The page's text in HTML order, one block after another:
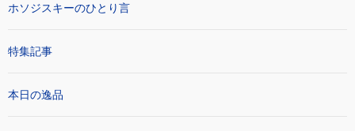
ホソジスキーのひとり言
特集記事
本日の逸品